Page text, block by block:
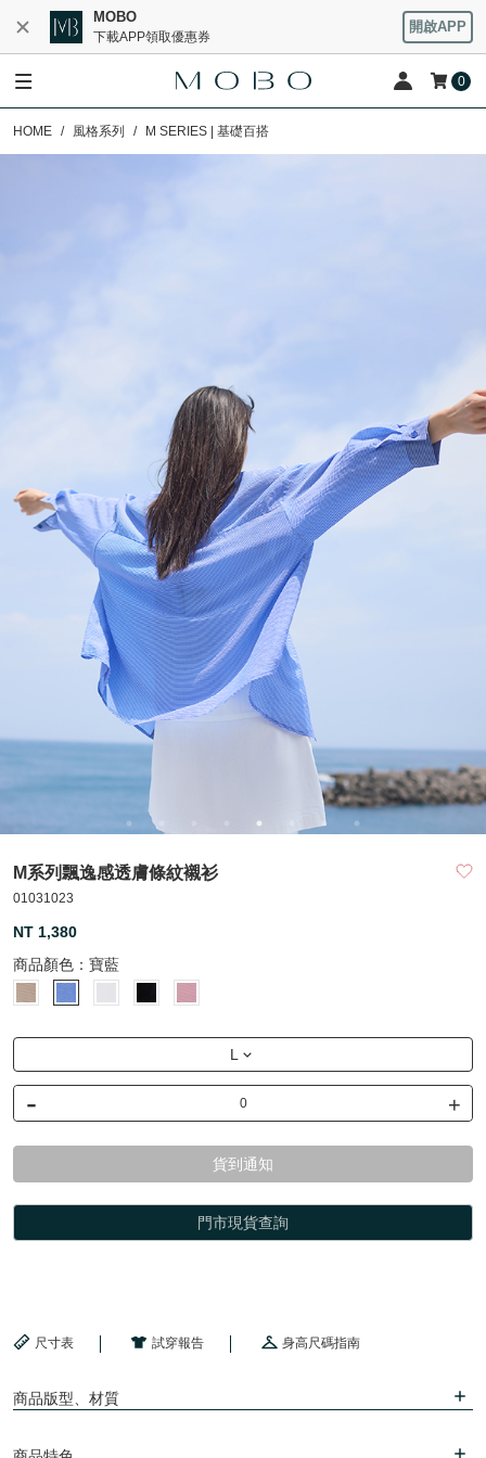
MOBO
下載APP領取優惠券
開啟APP
0
HOME 風格系列 M SERIES | 基礎百搭
M系列飄逸感透膚條紋襯衫
01031023
NT 1,380
商品顏色： 寶藍
L
- +
貨到通知
門市現貨查詢
尺寸表 試穿報告 身高尺碼指南
商品版型、材質